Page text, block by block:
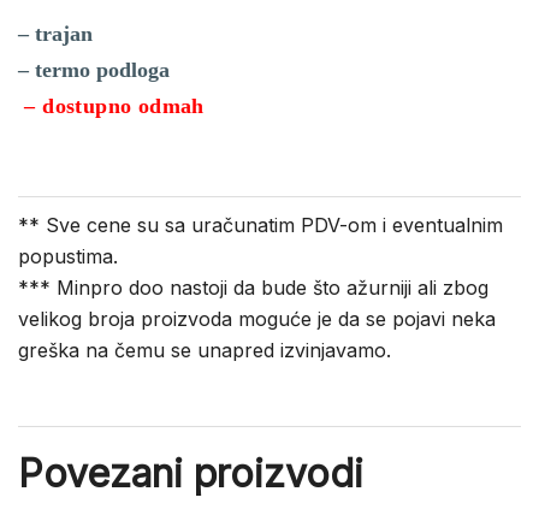
– trajan
– termo podloga
– dostupno odmah
** Sve cene su sa uračunatim PDV-om i eventualnim
popustima.
*** Minpro doo nastoji da bude što ažurniji ali zbog
velikog broja proizvoda moguće je da se pojavi neka
greška na čemu se unapred izvinjavamo.
Povezani proizvodi